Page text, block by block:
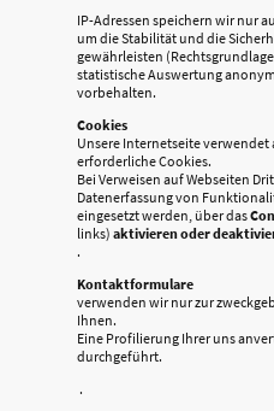
IP-Adressen speichern wir nur
um die Stabilität und die
gewährleisten
statistische Auswertung
vorbehalten.
Cookies
Unsere Internetseite
erforderliche Cookies.
Bei Verweisen auf Webseiten
Datenerfassung von
eingesetzt werden, über das
links) aktivieren oder
.
Kontaktformulare
verwenden wir nur zur
Ihnen.
Eine Profilierung Ihrer uns
durchgeführt.
.